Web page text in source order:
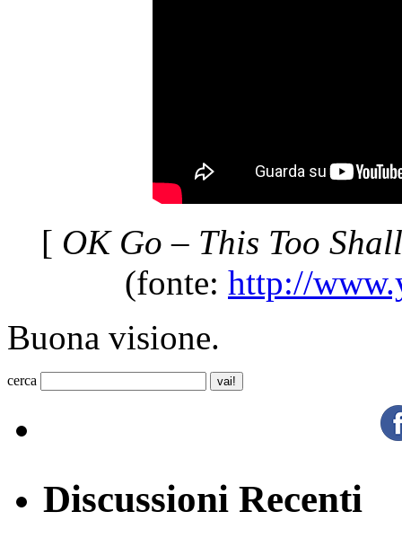
[ OK Go – This Too
(fonte: http://
Buona visione.
cerca
Discussioni Recenti